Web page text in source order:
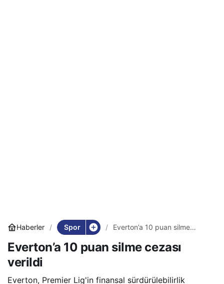
Haberler Spor
Everton’a 10 puan silme
Everton’a 10 puan silme cezası
verildi
Everton, Premier Lig'in finansal sürdürülebilirlik